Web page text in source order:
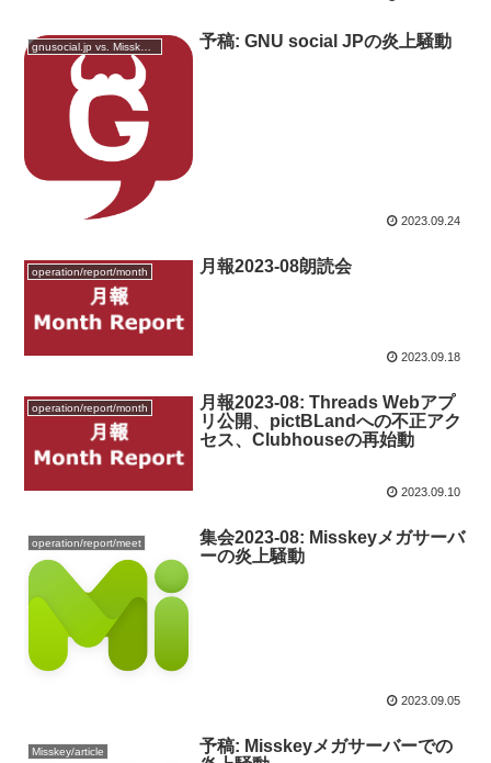
予稿: GNU social JPの炎上騒動
2023.09.24
operation/report/month 月報2023-08朗読会
2023.09.18
operation/report/month
月報2023-08: Threads Webアプ
リ公開、pictBLandへの不正アク
セス、Clubhouseの再始動
2023.09.10
operation/report/meet
集会2023-08: Misskeyメガサーバ
ーの炎上騒動
2023.09.05
Misskey/article
予稿: Misskeyメガサーバーでの